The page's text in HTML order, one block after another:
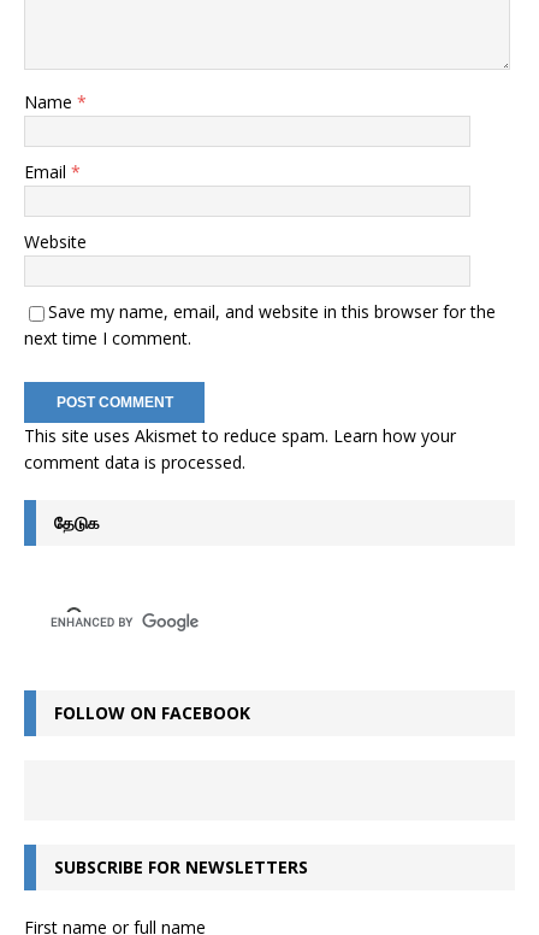
Name *
Email *
Website
Save my name, email, and website in this browser for the
next time I comment.
This site uses Akismet to reduce spam. Learn how your
comment data is processed.
தேடுக
FOLLOW ON FACEBOOK
SUBSCRIBE FOR NEWSLETTERS
First name or full name